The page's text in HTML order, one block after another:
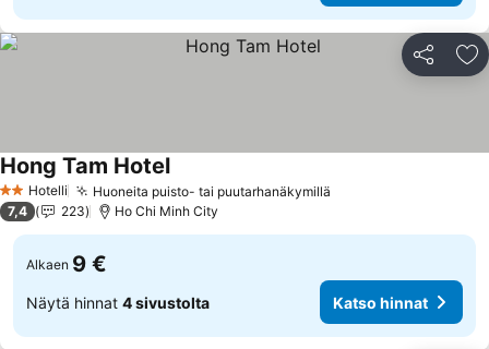
Jaa
2 Tähtiluokitus
Hotelli Huoneita puisto- tai puutarhanäkymillä
Hong Tam Hotel
7,4 223 Ho Chi Minh City
Alkaen 9 €
Näytä hinnat 4 sivustolta Katso hinnat